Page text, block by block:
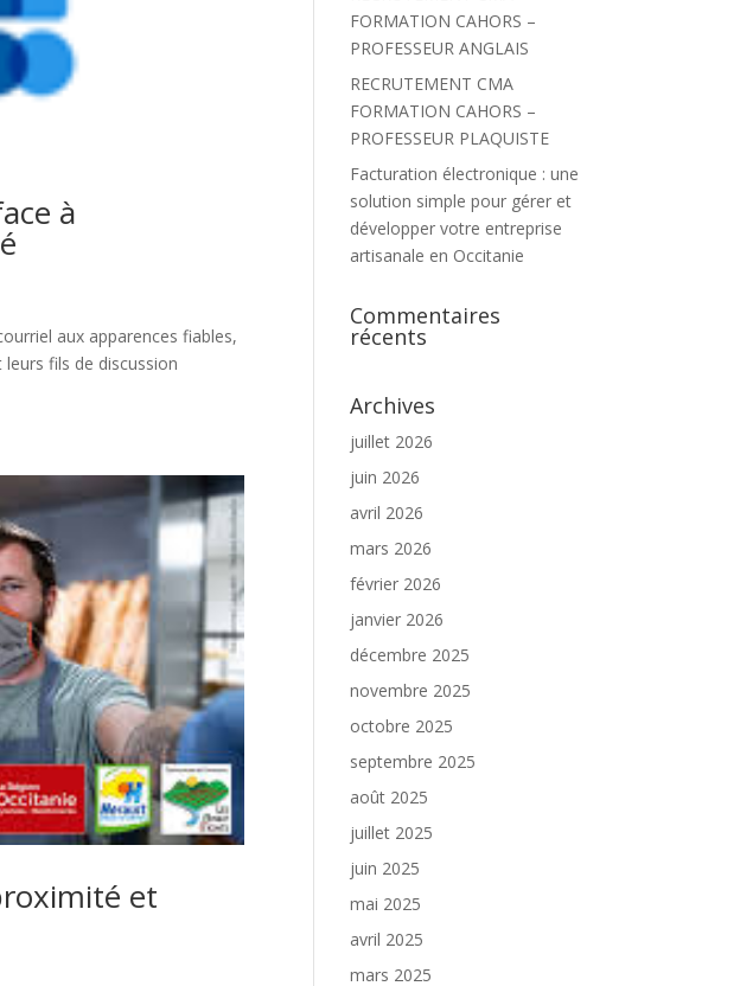
à
aux apparences fiables,
fils de discussion
et
FORMATION CAHORS –
PROFESSEUR ANGLAIS
RECRUTEMENT CMA
FORMATION CAHORS –
PROFESSEUR PLAQUISTE
Facturation électronique : une
solution simple pour gérer et
développer votre entreprise
artisanale en Occitanie
Commentaires
récents
Archives
juillet 2026
juin 2026
avril 2026
mars 2026
février 2026
janvier 2026
décembre 2025
novembre 2025
octobre 2025
septembre 2025
août 2025
juillet 2025
juin 2025
mai 2025
avril 2025
mars 2025